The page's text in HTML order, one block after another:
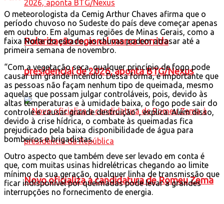
Polarização regional marca corrida
presidencial de 2026, aponta BTG/Nexus
Novo oficializa a candidatura de Romeu Zema
O meteorologista da Cemig Arthur Chaves afirma que o
período chuvoso no Sudeste do país deve começar apenas
em outubro. Em algumas regiões de Minas Gerais, como a
faixa Norte do estado, as chuvas podem atrasar até a
primeira semana de novembro.
“Com a vegetação seca, qualquer princípio de fogo pode
causar um grande incêndio. Dessa forma, é importante que
as pessoas não façam nenhum tipo de queimada, mesmo
aquelas que possam julgar controláveis, pois, devido às
altas temperaturas e à umidade baixa, o fogo pode sair do
controle e causar grande destruição”, explica. Além disso,
devido à crise hídrica, o combate às queimadas fica
prejudicado pela baixa disponibilidade de água para
bombeiros e brigadistas.
Outro aspecto que também deve ser levado em conta é
que, com muitas usinas hidrelétricas chegando ao limite
mínimo da sua geração, qualquer linha de transmissão que
ficar indisponível por queimadas pode levar a grandes
interrupções no fornecimento de energia.